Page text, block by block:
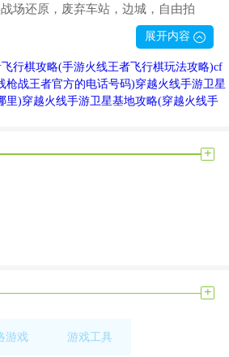
场还原，废弃车站，边城，自由拍
力，经典枪械，炫酷皮肤，实时对
动瞄准
小的点。如果不用狙击枪开狙击镜，
家可以使用游戏中的自动瞄准功能让
要是扫射就会呈现向上的弹道，所以
连续三枪是最好的杀敌方式。如果敌
展开内容
行棋攻略(手游火线王者飞行棋玩法攻略)cf
枪战王者官方的电话号码)穿越火线手游卫星
里)穿越火线手游卫星基地攻略(穿越火线手
+
+
游戏
游戏工具